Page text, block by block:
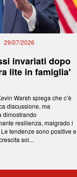
29/07/2026
invariati dopo
lite in famiglia'
Warsh spiega che c’è
discussione, ma
dimostrando
resilienza, malgrado i
tendenze sono positive e
sol...